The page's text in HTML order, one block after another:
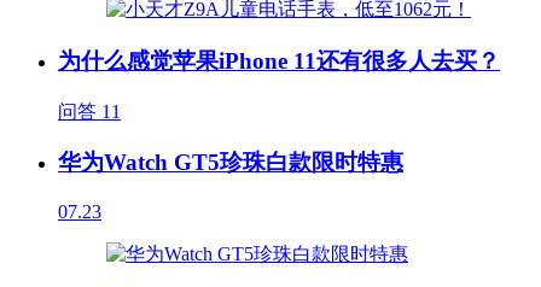
为什么感觉苹果iPhone 11还有很多人去买？
问答 11
华为Watch GT5珍珠白款限时特惠
07.23